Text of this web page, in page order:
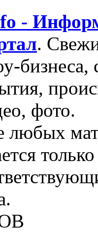
-
.
бизнеса,
фото.
любых